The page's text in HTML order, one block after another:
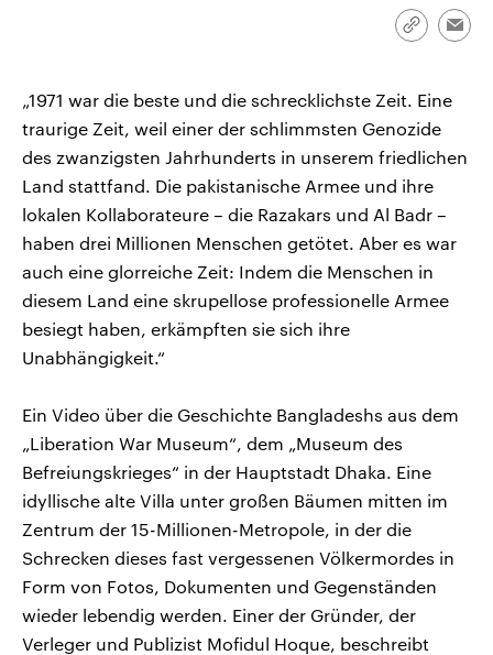
Link
„1971 war die beste und die schrecklichste Zeit. Eine
traurige Zeit, weil einer der schlimmsten Genozide
des zwanzigsten Jahrhunderts in unserem friedlichen
Land stattfand. Die pakistanische Armee und ihre
lokalen Kollaborateure – die Razakars und Al Badr –
haben drei Millionen Menschen getötet. Aber es war
auch eine glorreiche Zeit: Indem die Menschen in
diesem Land eine skrupellose professionelle Armee
besiegt haben, erkämpften sie sich ihre
Unabhängigkeit.“
Ein Video über die Geschichte Bangladeshs aus dem
„Liberation War Museum“, dem „Museum des
Befreiungskrieges“ in der Hauptstadt Dhaka. Eine
idyllische alte Villa unter großen Bäumen mitten im
Zentrum der 15-Millionen-Metropole, in der die
Schrecken dieses fast vergessenen Völkermordes in
Form von Fotos, Dokumenten und Gegenständen
wieder lebendig werden. Einer der Gründer, der
Verleger und Publizist Mofidul Hoque, beschreibt